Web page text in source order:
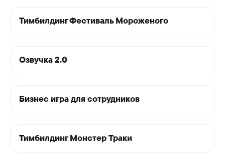
Тимбилдинг Фестиваль Мороженого
Озвучка 2.0
Бизнес игра для сотрудников
Тимбилдинг Монстер Траки